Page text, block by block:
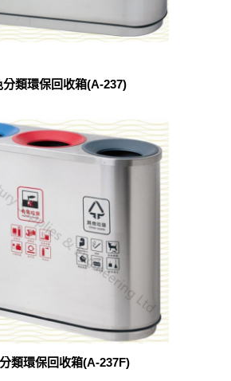
分類環保回收箱(A-237)
類環保回收箱(A-237F)